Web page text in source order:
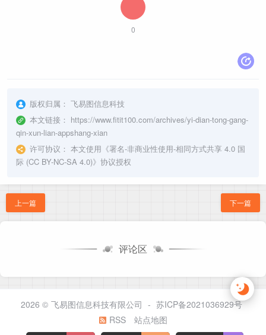
0
版权归属： 飞易图信息科技
本文链接： https://www.fitit100.com/archives/yi-dian-tong-gang-
qin-xun-lian-appshang-xian
许可协议： 本文使用《署名-非商业性使用-相同方式共享 4.0 国
际 (CC BY-NC-SA 4.0)》协议授权
上一篇 下一篇
评论区
2026 © 飞易图信息科技有限公司 - 苏ICP备2021036929号
RSS
站点地图